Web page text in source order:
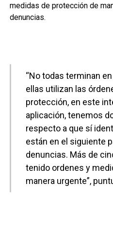
medidas de protección de
denuncias.
“No todas terminan
ellas utilizan las
protección, en este
aplicación, tenemos
respecto a que sí
están en el siguiente
denuncias. Más de
tenido ordenes y
manera urgente”,